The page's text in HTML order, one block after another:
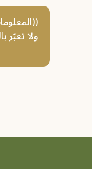
ولا تعبّر